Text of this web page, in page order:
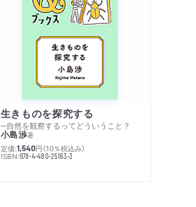
生きものを探究する
─自然を観察するってどういうこと？
小島渉著
定価:1,540円 （10％税込み）
ISBN:978-4-480-25163-3